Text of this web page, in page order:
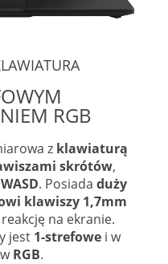
RGB
z klawiaturą
skrótów,
WASD. Posiada duży
klawiszy 1,7mm
na ekranie.
jest 1-strefowe i w
RGB.